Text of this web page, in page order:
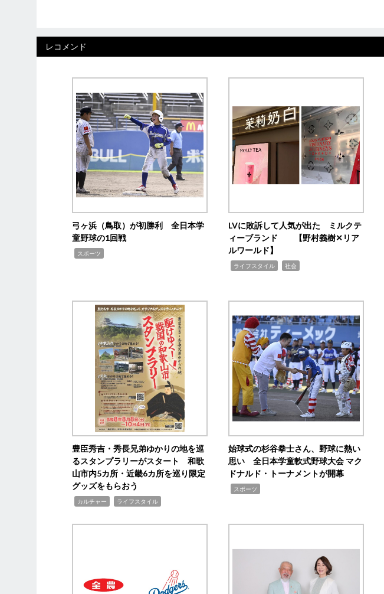
レコメンド
弓ヶ浜（鳥取）が初勝利 全日本学
童野球の1回戦
スポーツ
LVに敗訴して人気が出た ミルクテ
ィーブランド 【野村義樹✕リア
ルワールド】
ライフスタイル 社会
豊臣秀吉・秀長兄弟ゆかりの地を巡
るスタンプラリーがスタート 和歌
山市内5カ所・近畿6カ所を巡り限定
グッズをもらおう
カルチャー ライフスタイル
始球式の杉谷拳士さん、野球に熱い
思い 全日本学童軟式野球大会 マク
ドナルド・トーナメントが開幕
スポーツ